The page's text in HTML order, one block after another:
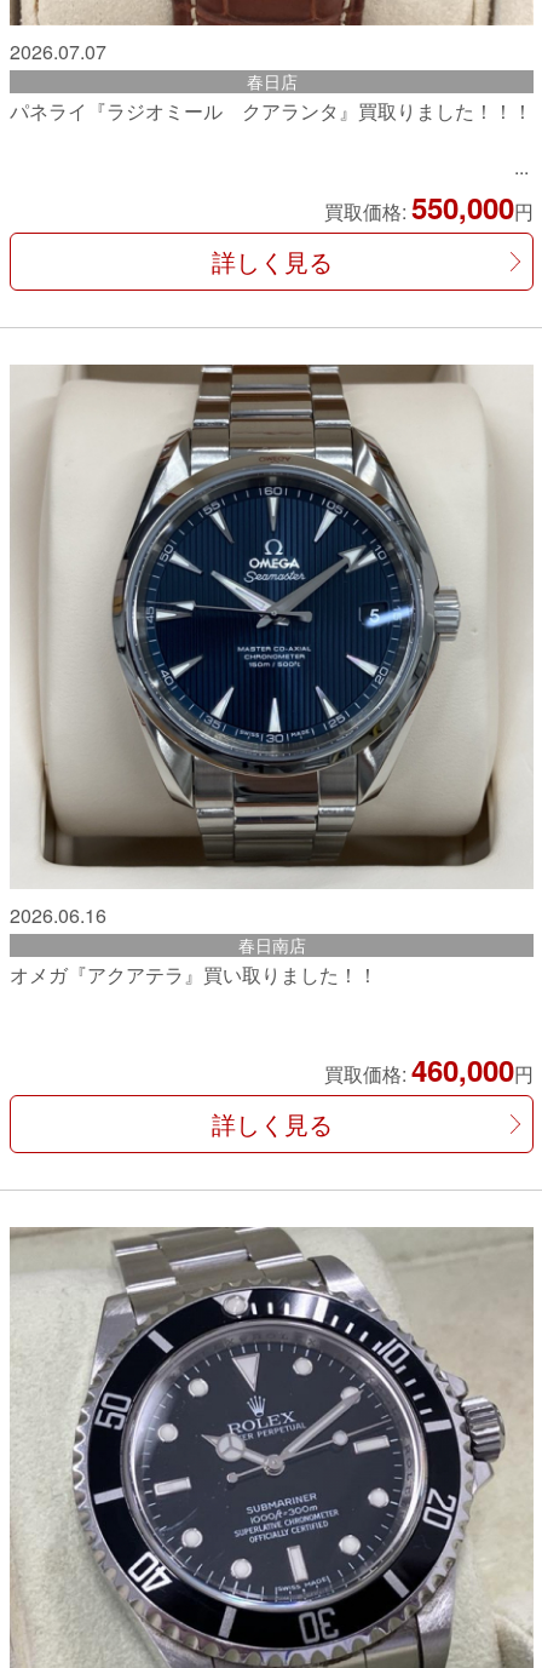
2026.07.07
春日店
パネライ『ラジオミール クアランタ』買取りました！！！
買取価格: 550,000円
詳しく見る
2026.06.16
春日南店
オメガ『アクアテラ』買い取りました！！
買取価格: 460,000円
詳しく見る